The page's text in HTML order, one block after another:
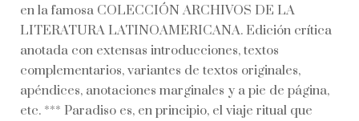
en la famosa COLECCIÓN ARCHIVOS DE LA
LITERATURA LATINOAMERICANA. Edición crítica
anotada con extensas introducciones, textos
complementarios, variantes de textos originales,
apéndices, anotaciones marginales y a pie de página,
etc. *** Paradiso es, en principio, el viaje ritual que